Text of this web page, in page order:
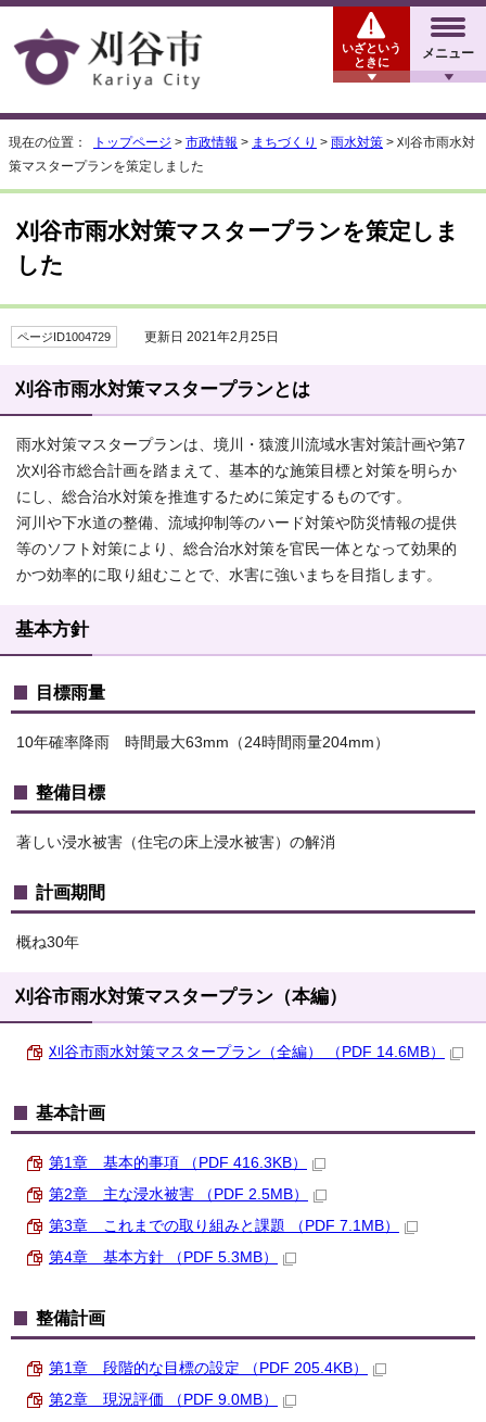
メニュー
いざという
ときに
現在の位置： トップページ > 市政情報 > まちづくり > 雨水対策 > 刈谷市雨水対
策マスタープランを策定しました
刈谷市雨水対策マスタープランを策定しま
した
ページID1004729 更新日 2021年2月25日
刈谷市雨水対策マスタープランとは
雨水対策マスタープランは、境川・猿渡川流域水害対策計画や第7
次刈谷市総合計画を踏まえて、基本的な施策目標と対策を明らか
にし、総合治水対策を推進するために策定するものです。
河川や下水道の整備、流域抑制等のハード対策や防災情報の提供
等のソフト対策により、総合治水対策を官民一体となって効果的
かつ効率的に取り組むことで、水害に強いまちを目指します。
基本方針
目標雨量
10年確率降雨 時間最大63mm（24時間雨量204mm）
整備目標
著しい浸水被害（住宅の床上浸水被害）の解消
計画期間
概ね30年
刈谷市雨水対策マスタープラン（本編）
刈谷市雨水対策マスタープラン（全編） （PDF 14.6MB）
基本計画
第1章 基本的事項 （PDF 416.3KB）
第2章 主な浸水被害 （PDF 2.5MB）
第3章 これまでの取り組みと課題 （PDF 7.1MB）
第4章 基本方針 （PDF 5.3MB）
整備計画
第1章 段階的な目標の設定 （PDF 205.4KB）
第2章 現況評価 （PDF 9.0MB）